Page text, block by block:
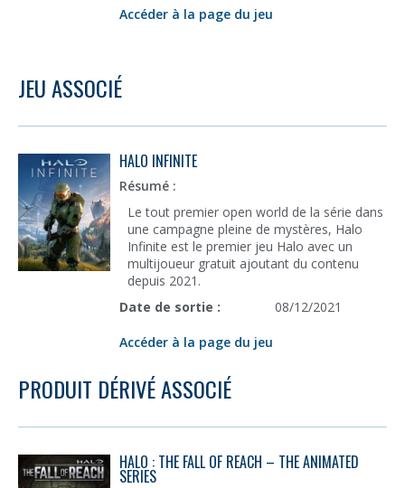
Accéder à la page du jeu
JEU ASSOCIÉ
HALO INFINITE
Résumé :
Le tout premier open world de la série dans
une campagne pleine de mystères, Halo
Infinite est le premier jeu Halo avec un
multijoueur gratuit ajoutant du contenu
depuis 2021.
Date de sortie :
08/12/2021
Accéder à la page du jeu
PRODUIT DÉRIVÉ ASSOCIÉ
HALO : THE FALL OF REACH – THE ANIMATED
SERIES